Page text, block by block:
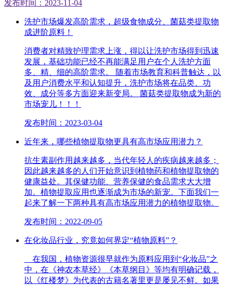
发布时间：2023-11-04
洗护市场爆发高阶需求，超级食物成分、菌菇类提取物
成进阶原料！
消费者对精致护理需求上涨，得以让洗护市场得到迅速
发展，基础功能已经不再能满足用户在个人洗护方面
多、精、细的高阶需求。 随着市场教育和科普触达，以
及用户消费水平和认知提升，洗护市场将在品类、功
效、成分等多方面迎来新变局。 菌菇类提取物成为新的
市场宠儿！！！
发布时间：2023-03-04
近年来，哪些植物提取物更具有高市场应用潜力？
抗生素副作用越来越多，当代年轻人的疾病越来越多；
因此越来越多的人们开始意识到植物药和植物提取物的
健康益处。其保健功能、营养保健的食品需求大大增
加。植物提取应用也逐渐成为市场的新宠。下面我们一
起来了解一下两种具有高市场应用潜力的植物提取物。
发布时间：2022-09-05
在化妆品行业，究竟如何界定“植物原料”？
在我国，植物资源很早就作为原料应用到“化妆品”之
中，在《神农本草经》《本草纲目》等均有明确记载，
以《红楼梦》为代表的古籍名著里更是屡见不鲜。如果